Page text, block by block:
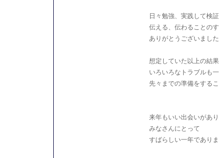
日々勉強、実践して検
伝える、伝わることの
ありがとうございまし
想定していた以上の結
いろいろなトラブルも
先々までの準備をする
来年もいい出会いがあり
みなさんにとって
すばらしい一年であり